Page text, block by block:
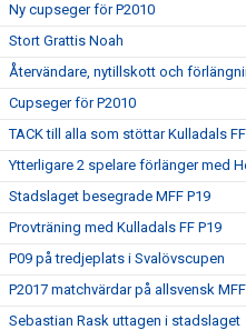
Ny cupseger för P2010
Stort Grattis Noah
Återvändare, nytillskott och
Cupseger för P2010
TACK till alla som stöttar Kulladals
Ytterligare 2 spelare förlänger med
Stadslaget besegrade MFF P19
Provträning med Kulladals FF P19
P09 på tredjeplats i Svalövscupen
P2017 matchvärdar på allsvensk
Sebastian Rask uttagen i stadslaget